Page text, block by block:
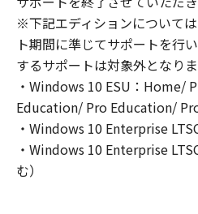
7. NO WARRANTY AND
INDEMNITY
[NO WARRANTY] THE
PROVIDED "AS IS"
ANY KIND, EITHER
INCLUDING, BUT NOT
IMPLIED WARRANTIES OF
AND FITNESS FOR A
※下記エディションについて
ト期間に準じてサポートを行
するサポートは対象外となりま
・Windows 10 ESU：Home/
Education/ Pro Education/
・Windows 10 Enterprise
・Windows 10 Enterprise
む）